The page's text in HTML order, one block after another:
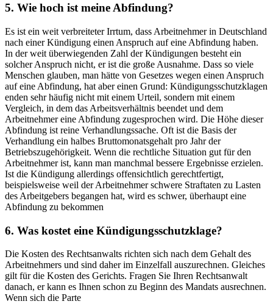
5. Wie hoch ist meine Abfindung?
Es ist ein weit verbreiteter Irrtum, dass Arbeitnehmer in Deutschland
nach einer Kündigung einen Anspruch auf eine Abfindung haben.
In der weit überwiegenden Zahl der Kündigungen besteht ein
solcher Anspruch nicht, er ist die große Ausnahme. Dass so viele
Menschen glauben, man hätte von Gesetzes wegen einen Anspruch
auf eine Abfindung, hat aber einen Grund: Kündigungsschutzklagen
enden sehr häufig nicht mit einem Urteil, sondern mit einem
Vergleich, in dem das Arbeitsverhältnis beendet und dem
Arbeitnehmer eine Abfindung zugesprochen wird. Die Höhe dieser
Abfindung ist reine Verhandlungssache. Oft ist die Basis der
Verhandlung ein halbes Bruttomonatsgehalt pro Jahr der
Betriebszugehörigkeit. Wenn die rechtliche Situation gut für den
Arbeitnehmer ist, kann man manchmal bessere Ergebnisse erzielen.
Ist die Kündigung allerdings offensichtlich gerechtfertigt,
beispielsweise weil der Arbeitnehmer schwere Straftaten zu Lasten
des Arbeitgebers begangen hat, wird es schwer, überhaupt eine
Abfindung zu bekommen
6. Was kostet eine Kündigungsschutzklage?
Die Kosten des Rechtsanwalts richten sich nach dem Gehalt des
Arbeitnehmers und sind daher im Einzelfall auszurechnen. Gleiches
gilt für die Kosten des Gerichts. Fragen Sie Ihren Rechtsanwalt
danach, er kann es Ihnen schon zu Beginn des Mandats ausrechnen.
Wenn sich die Parte